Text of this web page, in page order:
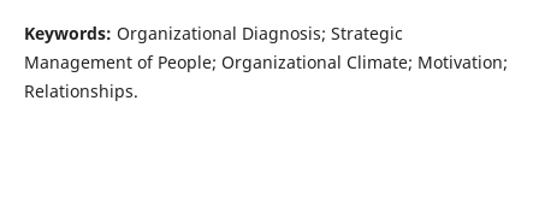
Keywords: Organizational Diagnosis; Strategic
Management of People; Organizational Climate; Motivation;
Relationships.